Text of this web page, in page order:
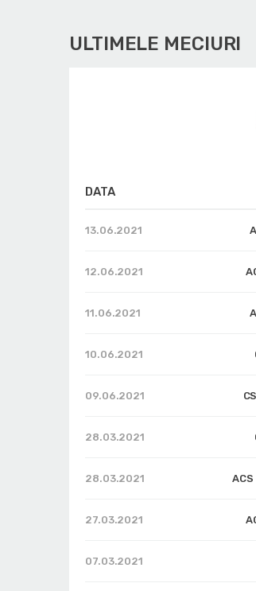
ULTIMELE MECIURI
DATA
13.06.2021
12.06.2021
11.06.2021
10.06.2021
09.06.2021
28.03.2021
28.03.2021
27.03.2021
07.03.2021